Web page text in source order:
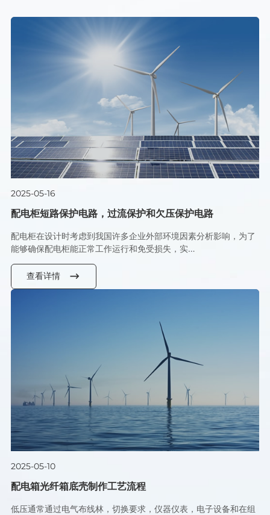
2025-05-16
配电柜短路保护电路，过流保护和欠压保护电路
配电柜在设计时考虑到我国许多企业外部环境因素分析影响，为了
能够确保配电柜能正常工作运行和免受损失，实…
查看详情
2025-05-10
配电箱光纤箱底壳制作工艺流程
低压通常通过电气布线林，切换要求，仪器仪表，电子设备和在组